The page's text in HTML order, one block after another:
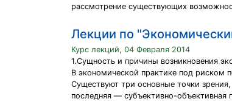
рассмотрение существующих
Лекции по
Курс лекций, 04 Февраля 2014
1.Сущность и причины возникновения
В экономической практике под риском
Существуют три основные точки
последняя — субъективно-объективная